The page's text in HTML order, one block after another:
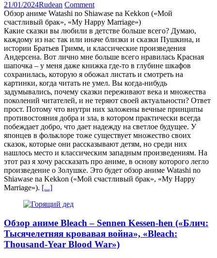
21/01/2024Rudean Comment
Обзор аниме Watashi no Shiawase na Kekkon («Мой
счастливый брак», «My Happy Marriage»)
Какие сказки вы любили в детстве больше всего? Думаю,
каждому из нас так или иначе близки и сказки Пушкина, и
истории Братьев Гримм, и классические произведения
Андерсена. Вот лично мне больше всего нравилась Красная
шапочка – у меня даже книжка где-то в глубине шкафов
сохранилась, которую я обожал листать и смотреть на
картинки, когда читать не умел. Вы когда-нибудь
задумывались, почему сказки переживают века и множества
поколений читателей, и не теряют своей актуальности? Ответ
прост. Потому что внутри них заложены вечные принципы
противостояния добра и зла, в котором практически всегда
побеждает добро, что дает надежду на светлое будущее. У
японцев в фольклоре тоже существует множество своих
сказок, которые они рассказывают детям, но среди них
нашлось место и классическим западным произведениям. На
этот раз я хочу рассказать про аниме, в основу которого легло
произведение о Золушке. Это будет обзор аниме Watashi no
Shiawase na Kekkon («Мой счастливый брак», «My Happy
Marriage»). [...]
Обзор аниме Bleach – Sennen Kessen-hen («Блич:
Тысячелетняя кровавая война», «Bleach:
Thousand-Year Blood War»)